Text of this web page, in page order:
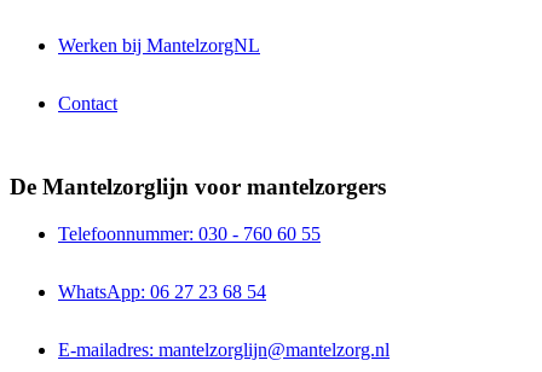
Werken bij MantelzorgNL
Contact
De Mantelzorglijn voor mantelzorgers
Telefoonnummer: 030 - 760 60 55
WhatsApp: 06 27 23 68 54
E-mailadres: mantelzorglijn@mantelzorg.nl